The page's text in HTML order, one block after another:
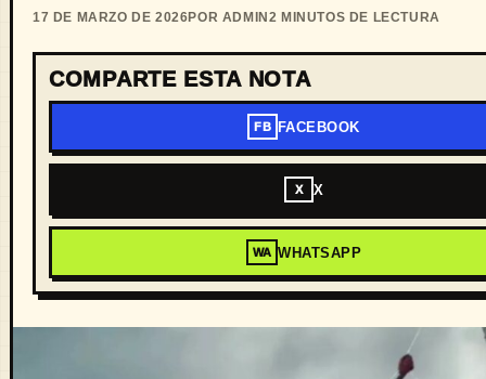
17 DE MARZO DE 2026POR ADMIN 2 MINUTOS DE LECTURA
COMPARTE ESTA NOTA
FB FACEBOOK
X X
WA WHATSAPP